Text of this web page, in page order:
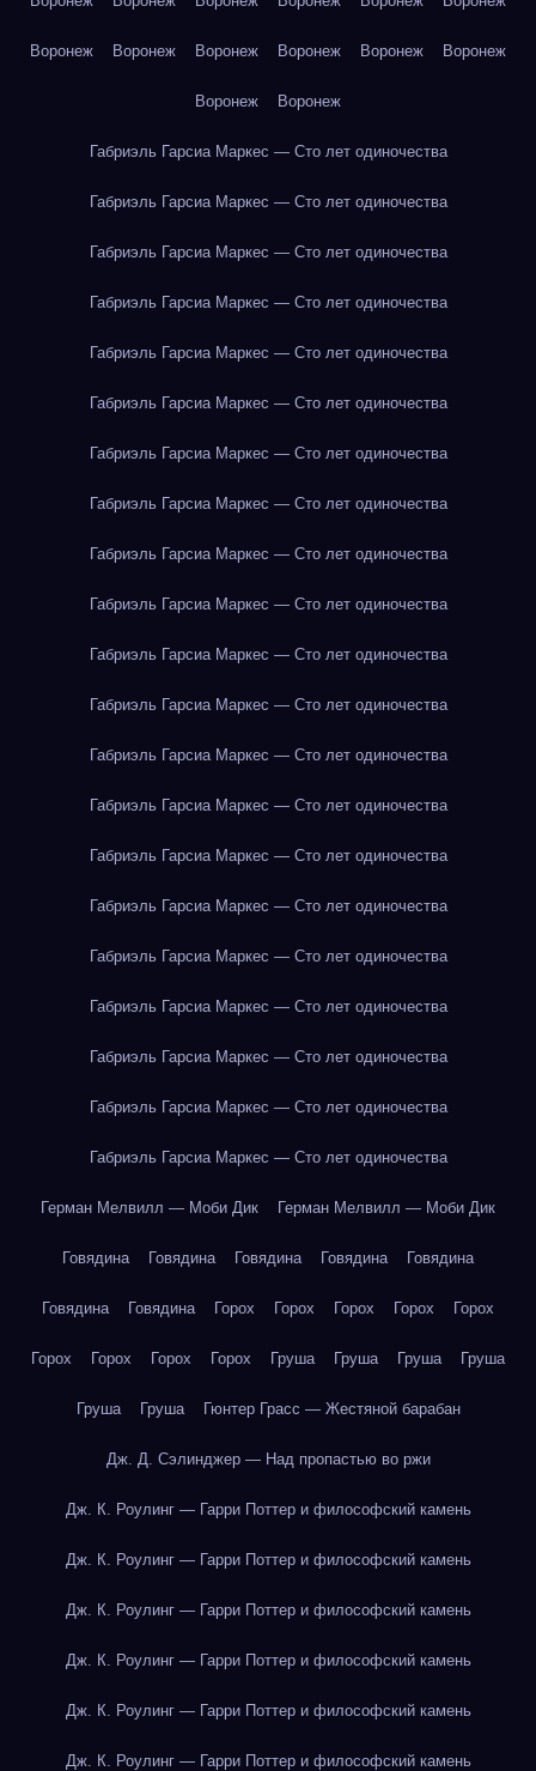
Воронеж Воронеж Воронеж Воронеж Воронеж Воронеж
Воронеж Воронеж
Габриэль Гарсиа Маркес — Сто лет одиночества
Габриэль Гарсиа Маркес — Сто лет одиночества
Габриэль Гарсиа Маркес — Сто лет одиночества
Габриэль Гарсиа Маркес — Сто лет одиночества
Габриэль Гарсиа Маркес — Сто лет одиночества
Габриэль Гарсиа Маркес — Сто лет одиночества
Габриэль Гарсиа Маркес — Сто лет одиночества
Габриэль Гарсиа Маркес — Сто лет одиночества
Габриэль Гарсиа Маркес — Сто лет одиночества
Габриэль Гарсиа Маркес — Сто лет одиночества
Габриэль Гарсиа Маркес — Сто лет одиночества
Габриэль Гарсиа Маркес — Сто лет одиночества
Габриэль Гарсиа Маркес — Сто лет одиночества
Габриэль Гарсиа Маркес — Сто лет одиночества
Габриэль Гарсиа Маркес — Сто лет одиночества
Габриэль Гарсиа Маркес — Сто лет одиночества
Габриэль Гарсиа Маркес — Сто лет одиночества
Габриэль Гарсиа Маркес — Сто лет одиночества
Габриэль Гарсиа Маркес — Сто лет одиночества
Габриэль Гарсиа Маркес — Сто лет одиночества
Габриэль Гарсиа Маркес — Сто лет одиночества
Герман Мелвилл — Моби Дик Герман Мелвилл — Моби Дик
Говядина Говядина Говядина Говядина Говядина
Говядина Говядина Горох Горох Горох Горох Горох
Горох Горох Горох Горох Груша Груша Груша Груша
Груша Груша Гюнтер Грасс — Жестяной барабан
Дж. Д. Сэлинджер — Над пропастью во ржи
Дж. К. Роулинг — Гарри Поттер и философский камень
Дж. К. Роулинг — Гарри Поттер и философский камень
Дж. К. Роулинг — Гарри Поттер и философский камень
Дж. К. Роулинг — Гарри Поттер и философский камень
Дж. К. Роулинг — Гарри Поттер и философский камень
Дж. К. Роулинг — Гарри Поттер и философский камень